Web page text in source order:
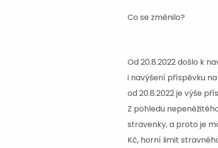
Co se změnilo?
Od 20.8.2022 došlo k
i navýšení příspěvku
od 20.8.2022 je výše
Z pohledu
stravenky, a proto je
Kč, horní limit